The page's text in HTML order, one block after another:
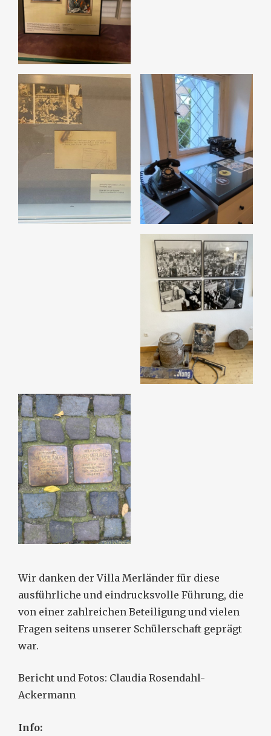
Wir danken der Villa Merländer für diese
ausführliche und eindrucksvolle Führung, die
von einer zahlreichen Beteiligung und vielen
Fragen seitens unserer Schülerschaft geprägt
war.
Bericht und Fotos: Claudia Rosendahl-
Ackermann
Info: